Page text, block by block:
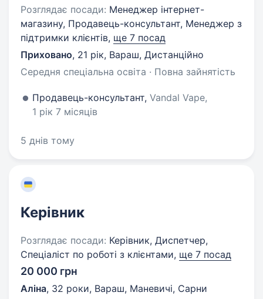
Розглядає посади: Менеджер інтернет-
магазину, Продавець-консультант, Менеджер з
підтримки клієнтів, ще 7 посад
Приховано, 21 рік, Вараш, Дистанційно
Середня спеціальна освіта · Повна зайнятість
Продавець-консультант, Vandal Vape,
1 рік 7 місяців
5 днів тому
Керівник
Розглядає посади: Керівник, Диспетчер,
Спеціаліст по роботі з клієнтами, ще 7 посад
20 000 грн
Аліна, 32 роки, Вараш, Маневичі, Сарни